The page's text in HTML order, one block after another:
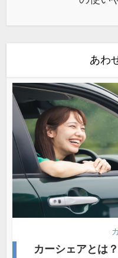
あわ
カーシェアとは